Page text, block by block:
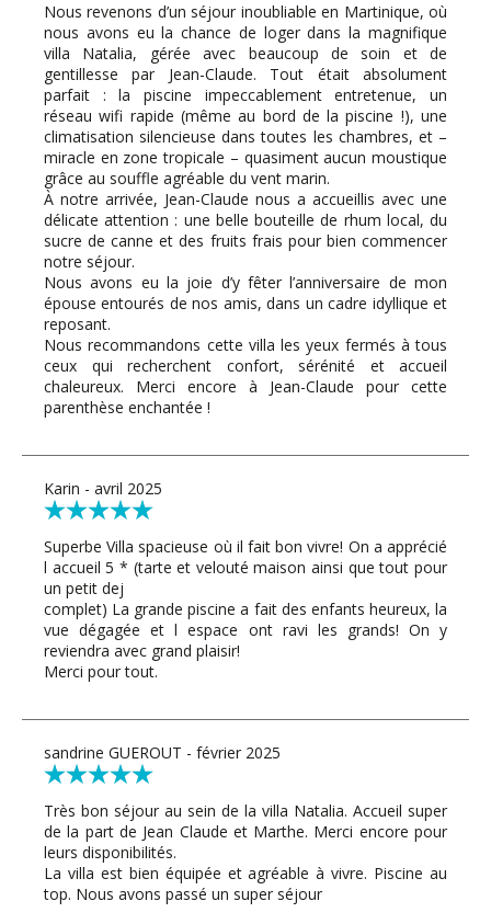
Nous revenons d’un séjour inoubliable en Martinique, où
nous avons eu la chance de loger dans la magnifique
villa Natalia, gérée avec beaucoup de soin et de
gentillesse par Jean-Claude. Tout était absolument
parfait : la piscine impeccablement entretenue, un
réseau wifi rapide (même au bord de la piscine !), une
climatisation silencieuse dans toutes les chambres, et –
miracle en zone tropicale – quasiment aucun moustique
grâce au souffle agréable du vent marin.
À notre arrivée, Jean-Claude nous a accueillis avec une
délicate attention : une belle bouteille de rhum local, du
sucre de canne et des fruits frais pour bien commencer
notre séjour.
Nous avons eu la joie d’y fêter l’anniversaire de mon
épouse entourés de nos amis, dans un cadre idyllique et
reposant.
Nous recommandons cette villa les yeux fermés à tous
ceux qui recherchent confort, sérénité et accueil
chaleureux. Merci encore à Jean-Claude pour cette
parenthèse enchantée !
Karin - avril 2025
Superbe Villa spacieuse où il fait bon vivre! On a apprécié
l accueil 5 * (tarte et velouté maison ainsi que tout pour
un petit dej
complet) La grande piscine a fait des enfants heureux, la
vue dégagée et l espace ont ravi les grands! On y
reviendra avec grand plaisir!
Merci pour tout.
sandrine GUEROUT - février 2025
Très bon séjour au sein de la villa Natalia. Accueil super
de la part de Jean Claude et Marthe. Merci encore pour
leurs disponibilités.
La villa est bien équipée et agréable à vivre. Piscine au
top. Nous avons passé un super séjour